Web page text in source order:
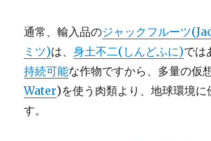
通常、輸入品のジャックフルーツ
ミツ)は、身土不二(しんどふに)では
持続可能な作物ですから、多量の仮
Water)を使う肉類より、地球環境に
す。